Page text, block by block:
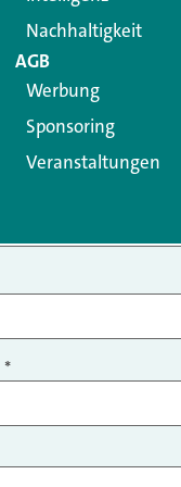
*
Nachhaltigkeit
AGB
Werbung
Sponsoring
Veranstaltungen